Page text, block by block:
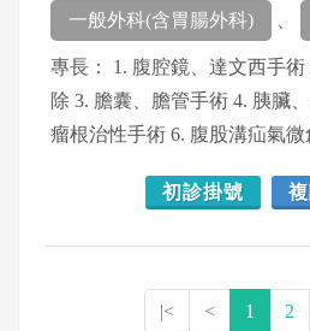
一般外科(含胃腸外科)
專長： 1. 腹腔鏡、達文西手
除 3. 膽囊、膽管手術 4. 胰臟
瘤根治性手術 6. 腹股溝疝氣
初診掛號
|< < 1 2